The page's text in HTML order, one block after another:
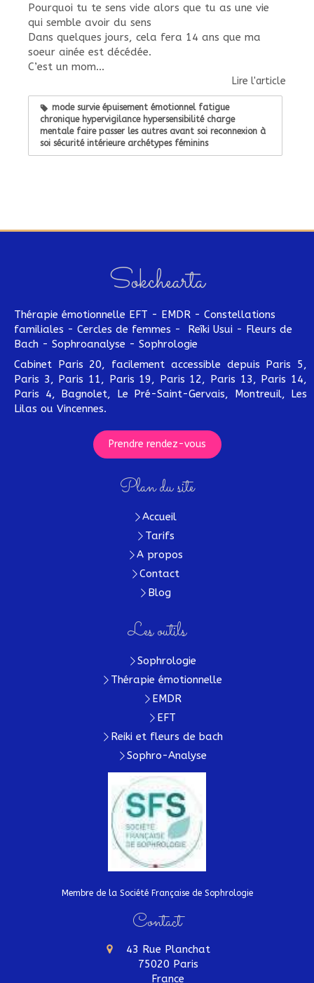
Pourquoi tu te sens vide alors que tu as une vie
qui semble avoir du sens
Dans quelques jours, cela fera 14 ans que ma
soeur ainée est décédée.
C’est un mom...
Lire l'article
mode survie épuisement émotionnel fatigue
chronique hypervigilance hypersensibilité charge
mentale faire passer les autres avant soi reconnexion à
soi sécurité intérieure archétypes féminins
Sokchearta
Thérapie émotionnelle EFT - EMDR - Constellations
familiales - Cercles de femmes - Reîki Usui - Fleurs de
Bach - Sophroanalyse - Sophrologie
Cabinet Paris 20, facilement accessible depuis Paris 5,
Paris 3, Paris 11, Paris 19, Paris 12, Paris 13, Paris 14,
Paris 4, Bagnolet, Le Pré-Saint-Gervais, Montreuil, Les
Lilas ou Vincennes.
Prendre rendez-vous
Plan du site
Accueil
Tarifs
A propos
Contact
Blog
Les outils
Sophrologie
Thérapie émotionnelle
EMDR
EFT
Reiki et fleurs de bach
Sophro-Analyse
Membre de la Société Française de Sophrologie
Contact
43 Rue Planchat
75020 Paris
France